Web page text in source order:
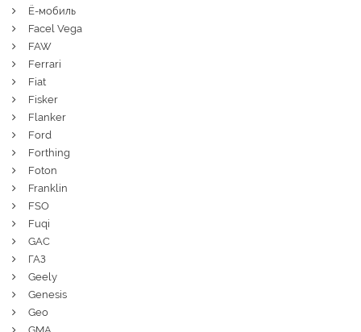
Ё-мобиль
Facel Vega
FAW
Ferrari
Fiat
Fisker
Flanker
Ford
Forthing
Foton
Franklin
FSO
Fuqi
GAC
ГАЗ
Geely
Genesis
Geo